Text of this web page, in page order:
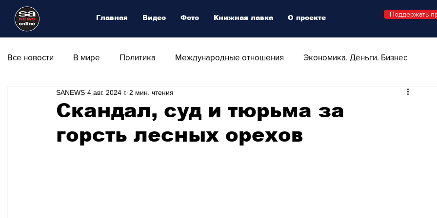
Все новости В мире Политика Международные отношения Экономика. Деньги. Бизнес
Общество Армия Аналитика
Транспорт Культура Магия искусства Swiss Афиша Стиль
Скандал, суд и тюрьма за
горсть лесных орехов
SANEWS 4 авг. 2024 г. 2 мин. чтения
Главная Видео Фото Книжная лавка О проекте Поддержать